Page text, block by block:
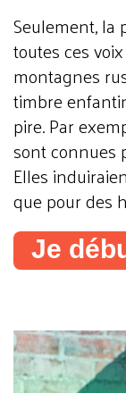
Seulement, la
toutes ces
montagnes
timbre
pire. Par
sont connues
Elles
que pour des
Je